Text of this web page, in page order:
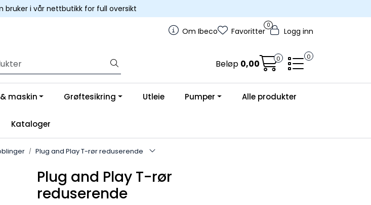
bruker i vår nettbutikk for full oversikt
Om Ibeco
0
Favoritter Logg inn
Beløp 0,00 0 0
maskin Grøftesikring Utleie Pumper Alle produkter
Kataloger
Plug and Play T-rør reduserende
Plug and Play T-rør
reduserende